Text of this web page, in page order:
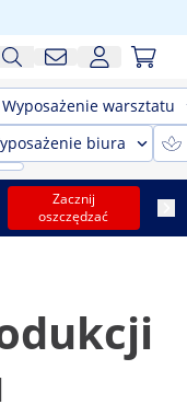
Wyposażenie warsztatu
biura
Zacznij
oszczędzać